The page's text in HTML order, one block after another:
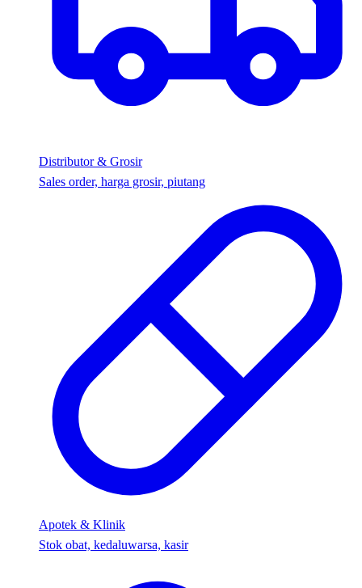
Distributor & Grosir
Sales order, harga grosir, piutang
Apotek & Klinik
Stok obat, kedaluwarsa, kasir